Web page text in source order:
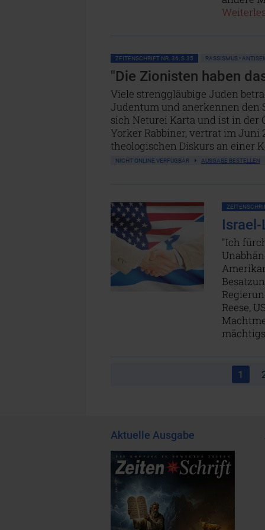
ZEITENSCHRIFT NR. 36, S.35 RASSISMUS •
"Die Zionisten haben
Viele strenggläubige Juden
Judentum und anerkennen den
sich Neturei Karta und ist in der
Yorker Rabbiner, vertrat im
theologischen Diskurs an einer
NICHT ONLINE VERFÜGBAR AUSGABE BESTELLEN
"Ich
Reese,
1
Aktuelle Ausgabe